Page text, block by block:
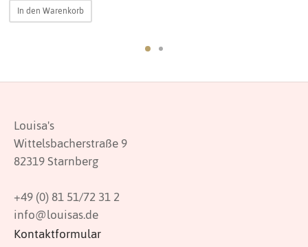
In den Warenkorb
Louisa's
Wittelsbacherstraße 9
82319 Starnberg
+49 (0) 81 51/72 31 2
info@louisas.de
Kontaktformular